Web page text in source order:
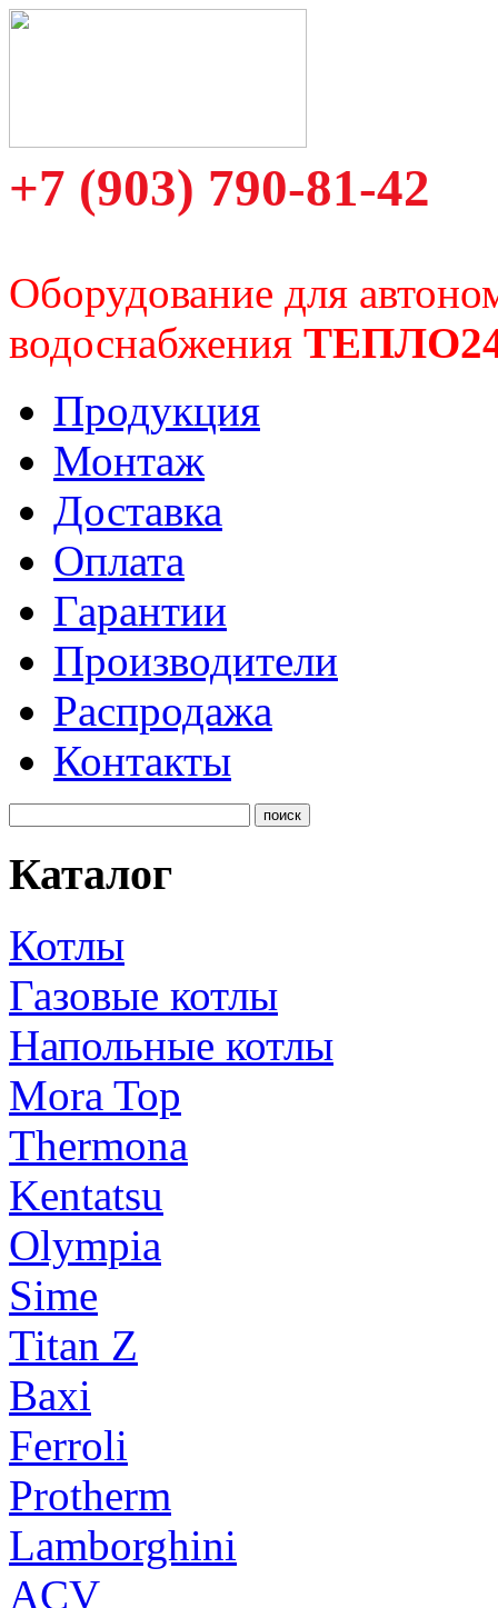
+7 (903) 790-81-42
Оборудование для
водоснабжения
Продукция
Монтаж
Доставка
Оплата
Гарантии
Производители
Распродажа
Контакты
Каталог
Котлы
Газовые котлы
Напольные котлы
Mora Top
Thermona
Kentatsu
Olympia
Sime
Titan Z
Baxi
Ferroli
Protherm
Lamborghini
ACV